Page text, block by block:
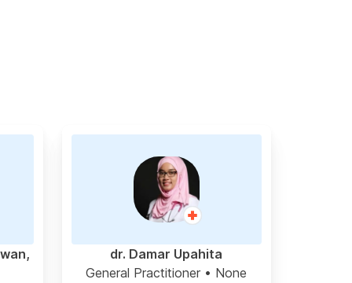
dr. Damar Upahita
General Practitioner • None